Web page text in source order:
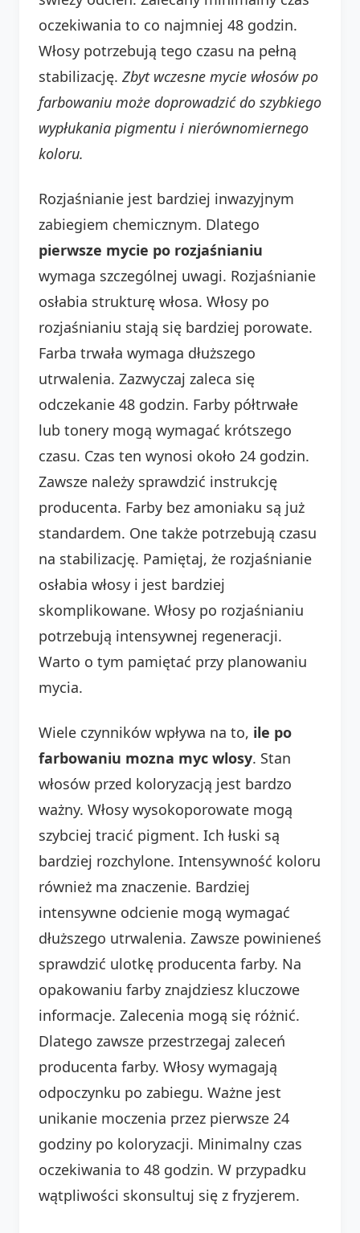
oczekiwania to co najmniej 48 godzin.
Włosy potrzebują tego czasu na pełną
stabilizację. Zbyt wczesne mycie włosów po
farbowaniu może doprowadzić do szybkiego
wypłukania pigmentu i nierównomiernego
koloru.
Rozjaśnianie jest bardziej inwazyjnym
zabiegiem chemicznym. Dlatego
pierwsze mycie po rozjaśnianiu
wymaga szczególnej uwagi. Rozjaśnianie
osłabia strukturę włosa. Włosy po
rozjaśnianiu stają się bardziej porowate.
Farba trwała wymaga dłuższego
utrwalenia. Zazwyczaj zaleca się
odczekanie 48 godzin. Farby półtrwałe
lub tonery mogą wymagać krótszego
czasu. Czas ten wynosi około 24 godzin.
Zawsze należy sprawdzić instrukcję
producenta. Farby bez amoniaku są już
standardem. One także potrzebują czasu
na stabilizację. Pamiętaj, że rozjaśnianie
osłabia włosy i jest bardziej
skomplikowane. Włosy po rozjaśnianiu
potrzebują intensywnej regeneracji.
Warto o tym pamiętać przy planowaniu
mycia.
Wiele czynników wpływa na to, ile po
farbowaniu mozna myc wlosy. Stan
włosów przed koloryzacją jest bardzo
ważny. Włosy wysokoporowate mogą
szybciej tracić pigment. Ich łuski są
bardziej rozchylone. Intensywność koloru
również ma znaczenie. Bardziej
intensywne odcienie mogą wymagać
dłuższego utrwalenia. Zawsze powinieneś
sprawdzić ulotkę producenta farby. Na
opakowaniu farby znajdziesz kluczowe
informacje. Zalecenia mogą się różnić.
Dlatego zawsze przestrzegaj zaleceń
producenta farby. Włosy wymagają
odpoczynku po zabiegu. Ważne jest
unikanie moczenia przez pierwsze 24
godziny po koloryzacji. Minimalny czas
oczekiwania to 48 godzin. W przypadku
wątpliwości skonsultuj się z fryzjerem.